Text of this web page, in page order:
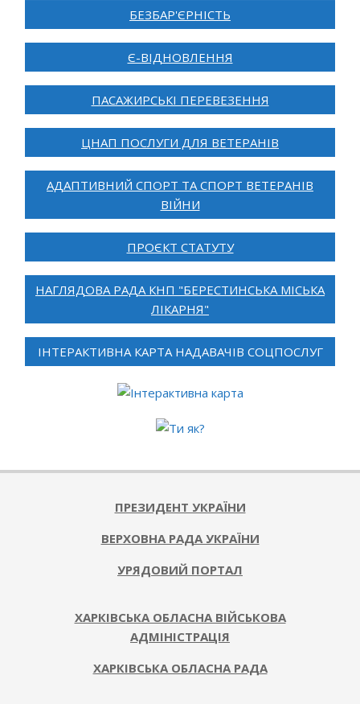
БЕЗБАР'ЄРНІСТЬ
Є-ВІДНОВЛЕННЯ
ПАСАЖИРСЬКІ ПЕРЕВЕЗЕННЯ
ЦНАП ПОСЛУГИ ДЛЯ ВЕТЕРАНІВ
АДАПТИВНИЙ СПОРТ ТА СПОРТ ВЕТЕРАНІВ
ВІЙНИ
ПРОЄКТ СТАТУТУ
НАГЛЯДОВА РАДА КНП "БЕРЕСТИНСЬКА МІСЬКА
ЛІКАРНЯ"
ІНТЕРАКТИВНА КАРТА НАДАВАЧІВ СОЦПОСЛУГ
ПРЕЗИДЕНТ УКРАЇНИ
ВЕРХОВНА РАДА УКРАЇНИ
УРЯДОВИЙ ПОРТАЛ
ХАРКІВСЬКА ОБЛАСНА ВІЙСЬКОВА
АДМІНІСТРАЦІЯ
ХАРКІВСЬКА ОБЛАСНА РАДА